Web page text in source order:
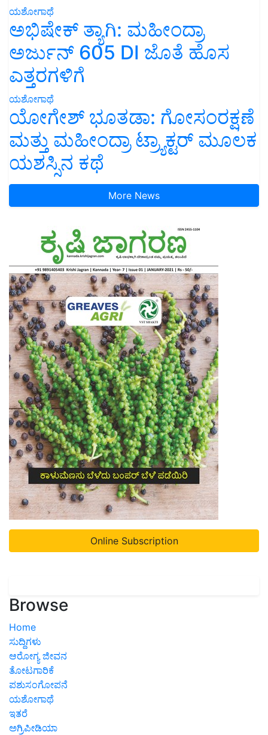
ಯಶೋಗಾಥೆ
ಅಭಿಷೇಕ್ ತ್ಯಾಗಿ: ಮಹೀಂದ್ರಾ
ಅರ್ಜುನ್ 605 DI ಜೊತೆ ಹೊಸ
ಎತ್ತರಗಳಿಗೆ
ಯಶೋಗಾಥೆ
ಯೋಗೇಶ್ ಭೂತಡಾ: ಗೋಸಂರಕ್ಷಣೆ
ಮತ್ತು ಮಹೀಂದ್ರಾ ಟ್ರ್ಯಾಕ್ಟರ್ ಮೂಲಕ
ಯಶಸ್ಸಿನ ಕಥೆ
More News
Online Subscription
Browse
Home
ಸುದ್ದಿಗಳು
ಆರೋಗ್ಯ ಜೀವನ
ತೋಟಗಾರಿಕೆ
ಪಶುಸಂಗೋಪನೆ
ಯಶೋಗಾಥೆ
ಇತರೆ
ಅಗ್ರಿಪೀಡಿಯಾ